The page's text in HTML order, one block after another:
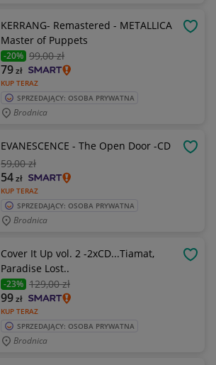
KERRANG- Remastered - METALLICA
Master of Puppets
-20% 99,00 zł
KUP TERAZ
79zł
SPRZEDAJĄCY: OSOBA PRYWATNA
Brodnica
EVANESCENCE - The Open Door -CD
59,00 zł
KUP TERAZ
54zł
SPRZEDAJĄCY: OSOBA PRYWATNA
Brodnica
Cover It Up vol. 2 -2xCD...Tiamat,
Paradise Lost..
-23% 129,00 zł
KUP TERAZ
99zł
SPRZEDAJĄCY: OSOBA PRYWATNA
Brodnica